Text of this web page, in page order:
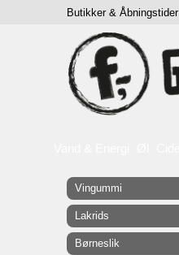
Vingummi
Lakrids
Børneslik
Butikker & Åbningstider